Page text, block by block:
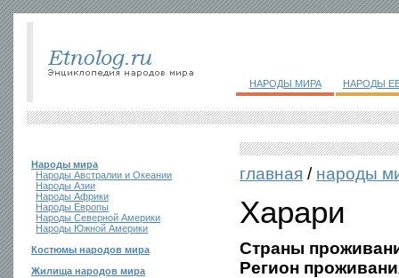
НАРОДЫ МИРА НАРОДЫ
Народы мира
Народы Австралии и Океании
Народы Азии
Народы Африки
Народы Европы
Народы Северной Америки
Народы Южной Америки
Костюмы народов мира
Жилища народов мира
главная / народы
Харари
Страны
Регион